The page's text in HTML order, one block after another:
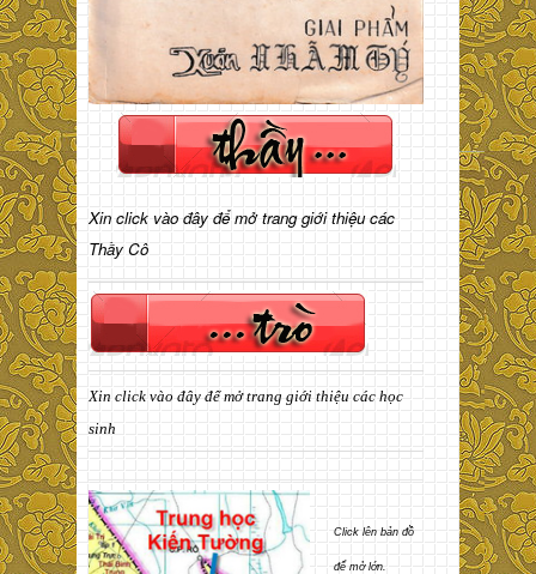
Xin click vào đây để mở trang giới thiệu các
Thầy Cô
Xin click vào đây để mở trang giới thiệu các học
sinh
Click lên bản đồ
để mở lớn.